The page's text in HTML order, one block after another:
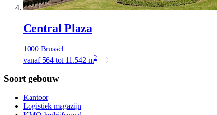
Central Plaza
1000 Brussel
vanaf 564 tot 11.542 m2
Soort gebouw
Kantoor
Logistiek magazijn